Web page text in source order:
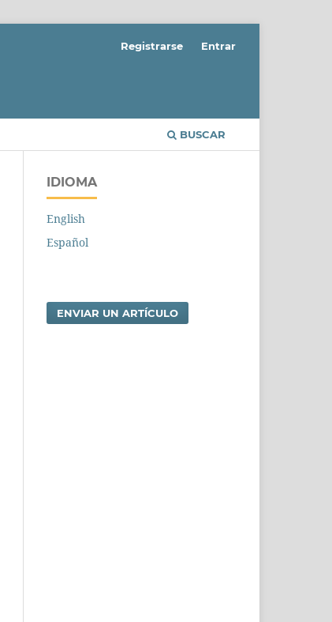
BUSCAR
Registrarse Entrar
IDIOMA
English
Español
ENVIAR UN ARTÍCULO